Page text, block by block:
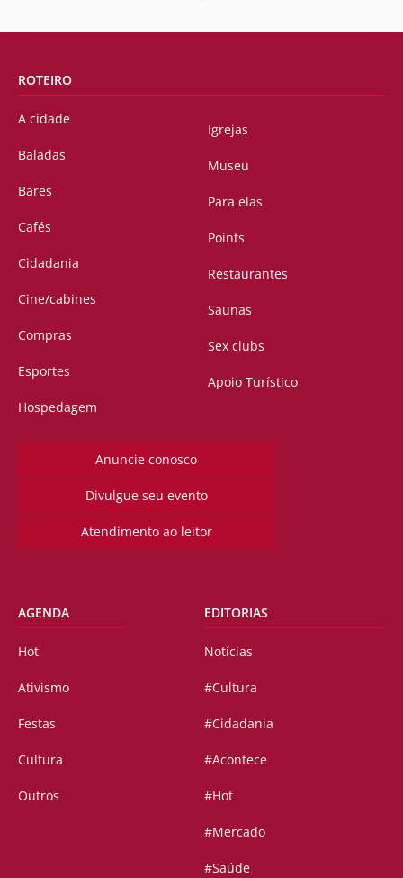
ROTEIRO
A cidade
Baladas
Bares
Cafés
Cidadania
Cine/cabines
Compras
Esportes
Hospedagem
Igrejas
Museu
Para elas
Points
Restaurantes
Saunas
Sex clubs
Apoio Turístico
Anuncie conosco
Divulgue seu evento
Atendimento ao leitor
AGENDA
Hot
Ativismo
Festas
Cultura
Outros
EDITORIAS
Notícias
#Cultura
#Cidadania
#Acontece
#Hot
#Mercado
#Saúde